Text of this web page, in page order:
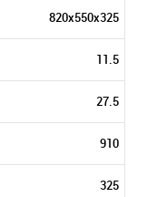
820x550x325
11.5
27.5
910
325